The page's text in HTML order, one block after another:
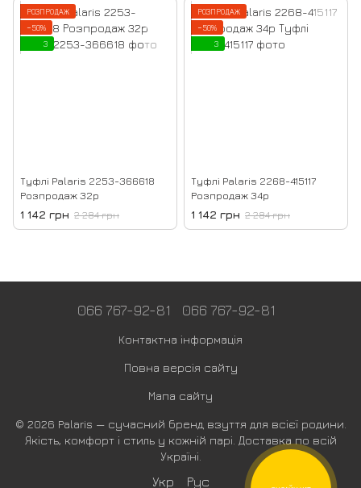
РОЗПРОДАЖ
−50%
3
Туфлі Palaris 2253-366618
Розпродаж 32р
1 142 грн 2 284 грн
РОЗПРОДАЖ
−50%
3
Туфлі Palaris 2268-415117
Розпродаж 34р
1 142 грн 2 284 грн
066 767-92-81 066 767-92-81
Контактна інформація
Повна версія сайту
Мапа сайту
© 2026 Palaris — сучасний бренд взуття для всієї родини.
Якість, комфорт і стиль у кожній парі. Доставка по всій
Україні.
Укр Рус